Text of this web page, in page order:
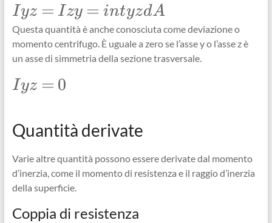
\Large
Iyz=Izy=int_{}
yz dA
Iyz = Izy = intyzdA
Questa quantità è anche conosciuta come deviazione o
momento centrifugo. È uguale a zero se l’asse y o l’asse z è
un asse di simmetria della sezione trasversale.
\Large
Iyz =
Iyz = 0
Quantità derivate
Varie altre quantità possono essere derivate dal momento
d’inerzia, come il momento di resistenza e il raggio d’inerzia
della superficie.
Coppia di resistenza